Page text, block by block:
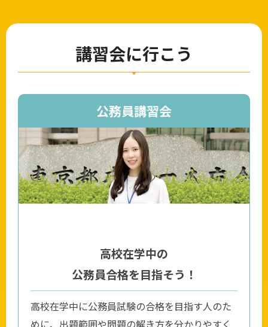
講習会に行こう
公務員講習会
高校在学中の
公務員合格を目指そう！
高校在学中に公務員試験の合格を目指す人のた
めに、出題範囲や問題の解き方を分かりやすく